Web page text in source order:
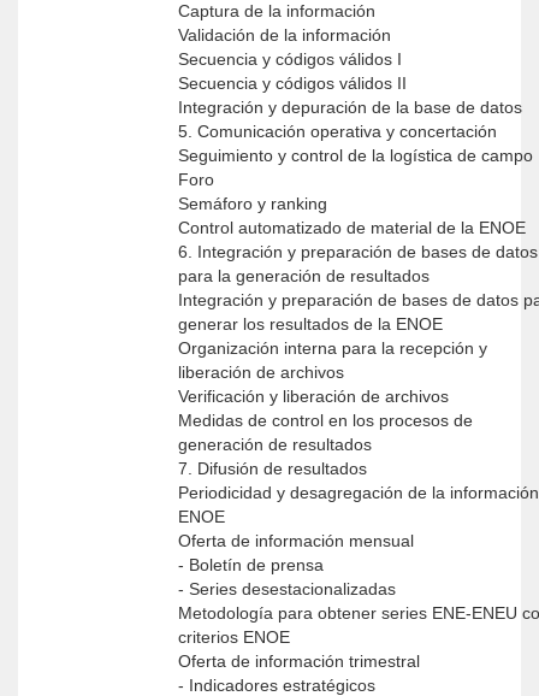
Captura de la información
Validación de la información
Secuencia y códigos válidos I
Secuencia y códigos válidos II
Integración y depuración de la base de datos
5. Comunicación operativa y concertación
Seguimiento y control de la logística de campo
Foro
Semáforo y ranking
Control automatizado de material de la ENOE
6. Integración y preparación de bases de datos
para la generación de resultados
Integración y preparación de bases de datos
generar los resultados de la ENOE
Organización interna para la recepción y
liberación de archivos
Verificación y liberación de archivos
Medidas de control en los procesos de
generación de resultados
7. Difusión de resultados
Periodicidad y desagregación de la información
ENOE
Oferta de información mensual
- Boletín de prensa
- Series desestacionalizadas
Metodología para obtener series ENE-ENEU
criterios ENOE
Oferta de información trimestral
- Indicadores estratégicos